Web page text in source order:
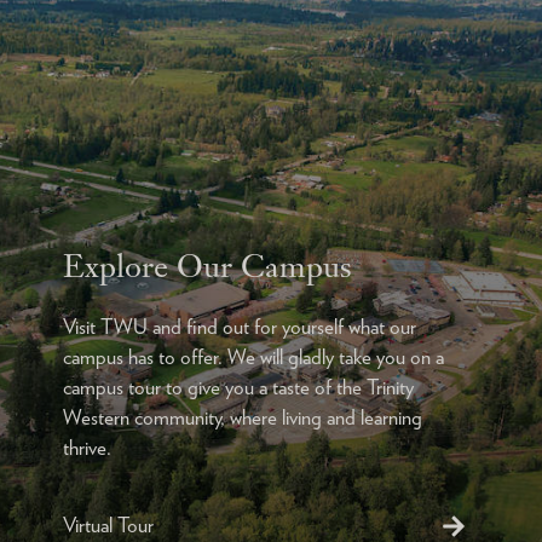
Explore Our Campus
Visit TWU and find out for yourself what our
campus has to offer. We will gladly take you on a
campus tour to give you a taste of the Trinity
Western community, where living and learning
thrive.
Virtual Tour